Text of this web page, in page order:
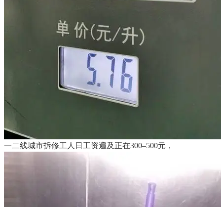
一二线城市拆修工人日工资遍及正在300–500元，